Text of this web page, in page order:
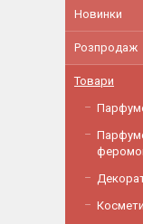
Новинки
Розпродаж
Товари